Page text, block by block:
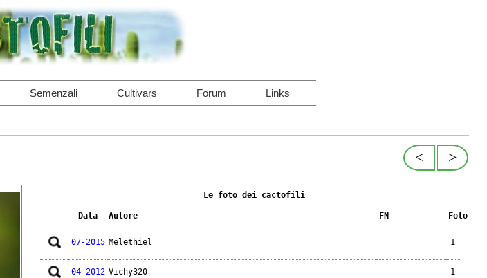
Semenzali Cultivars Forum Links
>
<
Le foto dei cactofili
Data Autore FN Foto
07-2015 Melethiel 1
04-2012 Vichy320 1